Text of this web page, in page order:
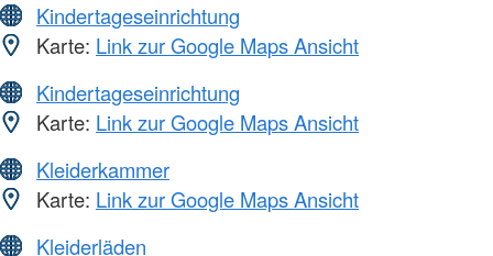
Kindertageseinrichtung
Karte: Link zur Google Maps Ansicht
Kindertageseinrichtung
Karte: Link zur Google Maps Ansicht
Kleiderkammer
Karte: Link zur Google Maps Ansicht
Kleiderläden